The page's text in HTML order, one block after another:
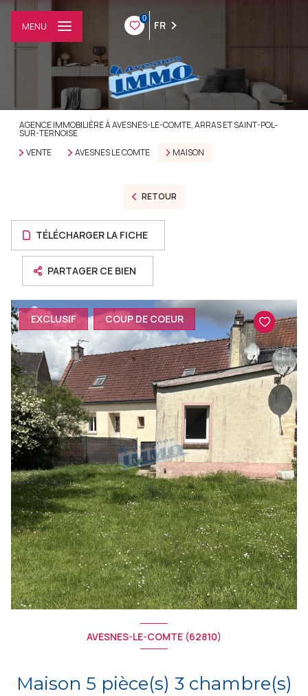
0
FR
MENU
AGENCE IMMOBILIÈRE À AVESNES-LE-COMTE, ARRAS ET SAINT-POL-
SUR-TERNOISE
VENTE
AVESNES LE COMTE MAISON
RETOUR
TÉLÉCHARGER LA FICHE
PARTAGER CE BIEN
EXCLUSIF COUP DE COEUR
AVESNES-LE-COMTE (62810)
Maison 5 pièce(s) 3 chambre(s)